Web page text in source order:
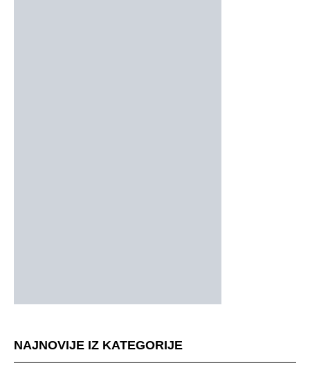
NAJNOVIJE IZ KATEGORIJE